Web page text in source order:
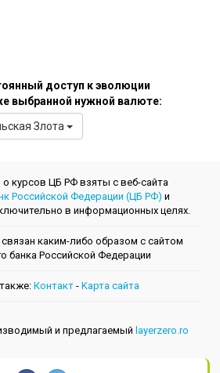
доступ к эволюции
выбранной нужной валюте:
Злота
курсов ЦБ РФ взяты с веб-сайта
Российской Федерации (ЦБ РФ) и
в информационных целях.
каким-либо образом с сайтом
банкa Российской Федерации
Контакт - Kарта сайта
и предлагаемый layerzero.ro